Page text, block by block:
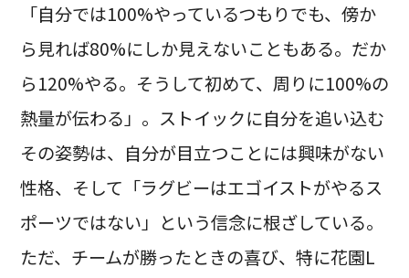
「自分では100%やっているつもりでも、傍か
ら見れば80%にしか見えないこともある。だか
ら120%やる。そうして初めて、周りに100%の
熱量が伝わる」。ストイックに自分を追い込む
その姿勢は、自分が目立つことには興味がない
性格、そして「ラグビーはエゴイストがやるス
ポーツではない」という信念に根ざしている。
ただ、チームが勝ったときの喜び、特に花園L